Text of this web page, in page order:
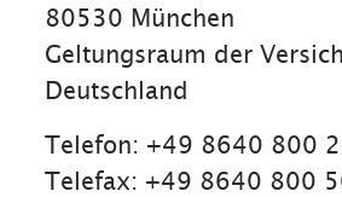
80530 München
Geltungsraum der
Deutschland
Telefon: +49 8640 800
Telefax: +49 8640 800